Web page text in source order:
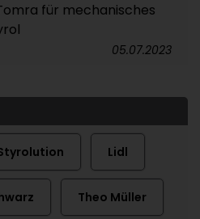
für mechanisches
05.07.2023
Lidl
Theo Müller